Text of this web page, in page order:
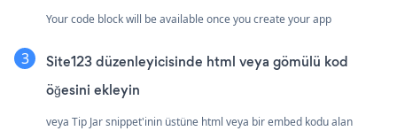
Your code block will be available once you create your app
Site123 düzenleyicisinde html veya gömülü kod
öğesini ekleyin
veya Tip Jar snippet'inin üstüne html veya bir embed kodu alan